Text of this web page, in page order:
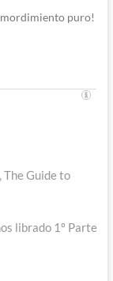
puro!
Guide to
librado 1º Parte